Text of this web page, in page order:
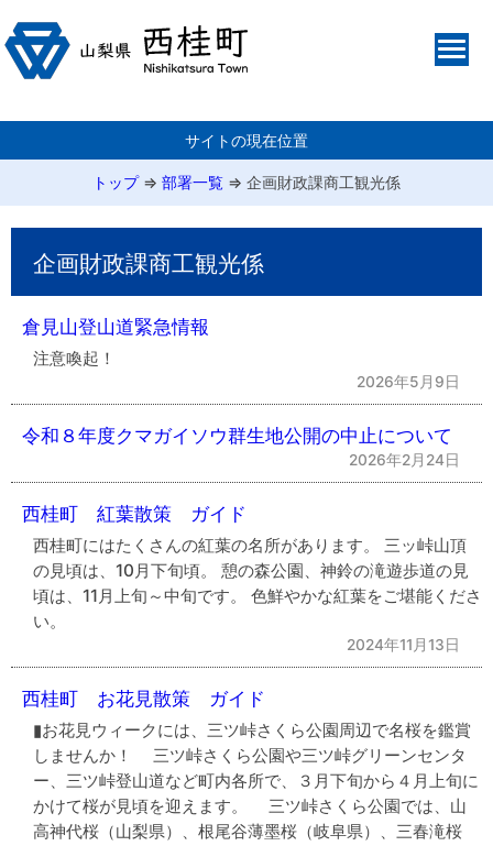
サイトの現在位置
トップ⇒ 部署一覧 ⇒ 企画財政課商工観光係
企画財政課商工観光係
倉見山登山道緊急情報
注意喚起！
2026年5月9日
令和８年度クマガイソウ群生地公開の中止について
2026年2月24日
西桂町 紅葉散策 ガイド
西桂町にはたくさんの紅葉の名所があります。 三ッ峠山頂
の見頃は、10月下旬頃。 憩の森公園、神鈴の滝遊歩道の見
頃は、11月上旬～中旬です。 色鮮やかな紅葉をご堪能くださ
い。
2024年11月13日
西桂町 お花見散策 ガイド
▮お花見ウィークには、三ツ峠さくら公園周辺で名桜を鑑賞
しませんか！ 三ツ峠さくら公園や三ツ峠グリーンセンタ
ー、三ツ峠登山道など町内各所で、３月下旬から４月上旬に
かけて桜が見頃を迎えます。 三ツ峠さくら公園では、山
高神代桜（山梨県）、根尾谷薄墨桜（岐阜県）、三春滝桜